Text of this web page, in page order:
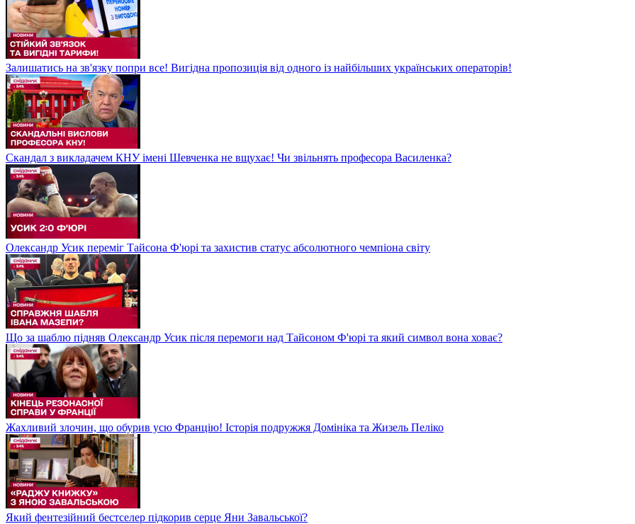
Залишатись на зв'язку попри все! Вигідна пропозиція від одного із найбільших українських операторів!
Скандал з викладачем КНУ імені Шевченка не вщухає! Чи звільнять професора Василенка?
Олександр Усик переміг Тайсона Ф'юрі та захистив статус абсолютного чемпіона світу
Що за шаблю підняв Олександр Усик після перемоги над Тайсоном Ф'юрі та який символ вона ховає?
Жахливий злочин, що обурив усю Францію! Історія подружжя Домініка та Жизель Пеліко
Який фентезійний бестселер підкорив серце Яни Завальської?